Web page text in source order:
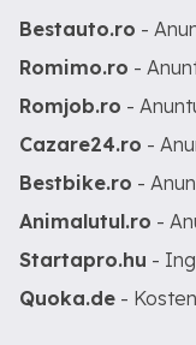
Bestauto.ro -
Romimo.ro -
Romjob.ro -
Cazare24.ro -
Bestbike.ro -
Animalutul.ro -
Startapro.hu -
Quoka.de -